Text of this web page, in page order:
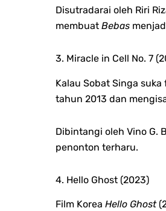
Disutradarai oleh Riri
membuat Bebas
3. Miracle in Cell No. 7
Kalau Sobat Singa
tahun 2013 dan
Dibintangi oleh Vino G.
penonton terharu.
4. Hello Ghost (2023)
Film Korea Hello Ghost